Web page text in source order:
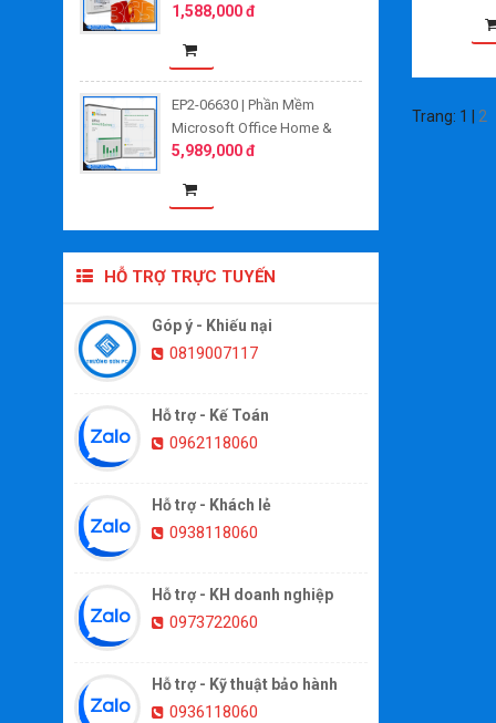
Subscr PK Lic 1YR Online
1,588,000 đ
EP2-06630 | Phần Mềm
Microsoft Office Home &
Business 2024 English APAC
5,989,000 đ
HỖ TRỢ TRỰC TUYẾN
Góp ý - Khiếu nại
0819007117
Hỗ trợ - Kế Toán
0962118060
Hỗ trợ - Khách lẻ
0938118060
Hỗ trợ - KH doanh nghiệp
0973722060
Hỗ trợ - Kỹ thuật bảo hành
0936118060
Trang: 1 2